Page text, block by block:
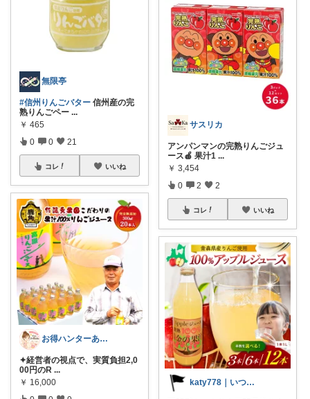
無限亭
#信州りんごバター 信州産の完
熟りんごペー ...
￥ 465
0 0 21
コレ いいね
お得ハンターあや🛒今日もお得日和🛒
✦経営者の視点で、実質負担2,0
00円のR ...
￥ 16,000
サスリカ
アンパンマンの完熟りんごジュ
ース🍎 果汁1 ...
￥ 3,454
0 2 2
コレ いいね
katy778｜いつも有難うございます✨